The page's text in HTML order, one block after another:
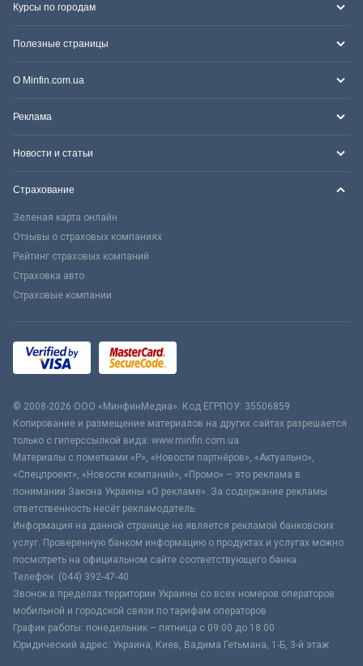
Курсы по городам
Полезные страницы
О Minfin.com.ua
Реклама
Новости и статьи
Страхование
Зеленая карта онлайн
Отзывы о страховых компаниях
Рейтинг страховых компаний
Страховка авто
Страховые компании
© 2008-2026 ООО «МинфинМедиа». Код ЕГРПОУ: 35506859
Копирование и размещение материалов на других сайтах разрешается
только с гиперссылкой вида: www.minfin.com.ua
Материалы с пометками «Р», «Новости партнёров», «Актуально»,
«Спецпроект», «Новости компаний», «Промо» – это реклама в
понимании Закона Украины «О рекламе». За содержание рекламы
ответственность несёт рекламодатель.
Информация на данной странице не является рекламой банковских
услуг. Проверенную банком информацию о продуктах и услугах можно
посмотреть на официальном сайте соответствующего банка.
Телефон: (044) 392-47-40
Звонок в пределах территории Украины со всех номеров операторов
мобильной и городской связи по тарифам операторов
График работы: понедельник – пятница с 09:00 до 18:00
Юридический адрес: Украина, Киев, Вадима Гетьмана, 1-Б, 3-й этаж